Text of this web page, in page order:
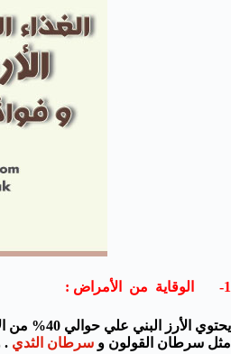
1- الوقاية من الأمراض :
يحتوي
مثل سرطان القولون و سرطان الثدي .